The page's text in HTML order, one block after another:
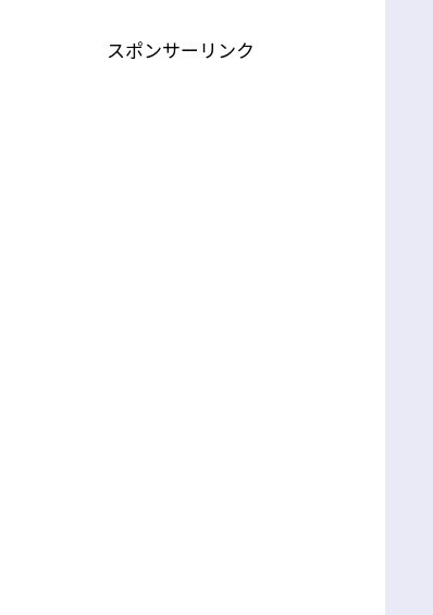
スポンサーリンク